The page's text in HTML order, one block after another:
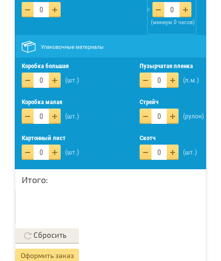
(миниум 0 часов)
Упаковочные материалы
Коробка большая
(шт.)
Коробка малая
(шт.)
Картонный лист
(шт.)
Пузырчатая пленка
(п.м.)
Стрейч
(рулон)
Скотч
(шт.)
Итого:
Сбросить
Оформить заказ